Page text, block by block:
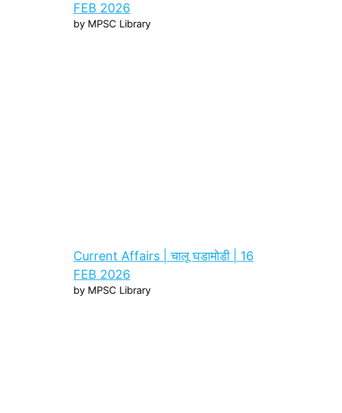
FEB 2026
by MPSC Library
Current Affairs | चालू घडामोडी | 16
FEB 2026
by MPSC Library